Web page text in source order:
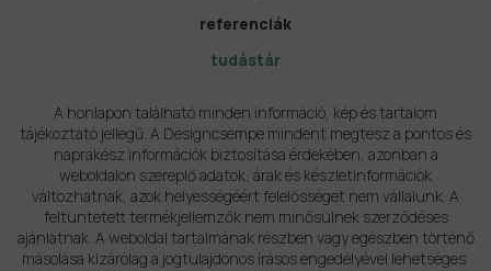
referenciák
tudástár
A honlapon található minden információ, kép és tartalom
tájékoztató jellegű. A Designcsempe mindent megtesz a pontos és
naprakész információk biztosítása érdekében, azonban a
weboldalon szereplő adatok, árak és készletinformációk
változhatnak, azok helyességéért felelősséget nem vállalunk. A
feltüntetett termékjellemzők nem minősülnek szerződéses
ajánlatnak. A weboldal tartalmának részben vagy egészben történő
másolása kizárólag a jogtulajdonos írásos engedélyével lehetséges.